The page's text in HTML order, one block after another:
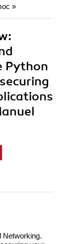
»
Python
Networking.